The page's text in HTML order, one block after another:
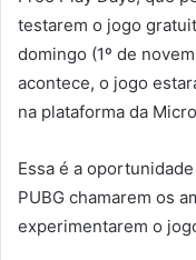
testarem o jogo
domingo (1º de
acontece, o jogo
na plataforma da
Essa é a
PUBG chamarem os
experimentarem o